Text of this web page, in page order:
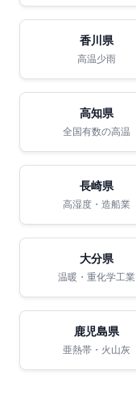
香川県
高温少雨
高知県
全国有数の高温
長崎県
高湿度・造船業
大分県
温暖・重化学工業
鹿児島県
亜熱帯・火山灰